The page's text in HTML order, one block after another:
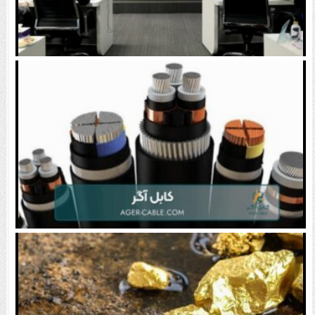
مدنی‌زاده: روش فعلی قیمت‌گذاری دارو پاسخگو نیست |
همتی: محدودیت بانکی صادرکنندگان عراق رفع می‌شود
انواع کابل های برق صنعتی و ۵ نکته کلیدی در انتخاب